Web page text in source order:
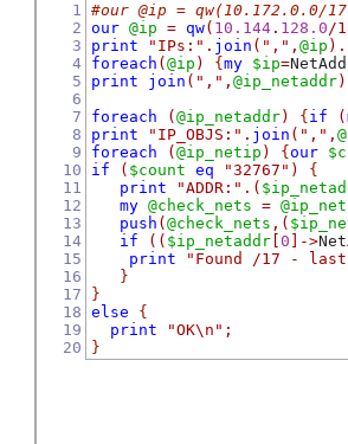
1
2
3
4
5
6
7
8
9
10
11
12
13
14
15
16
17
18
19
20
#our @ip = qw(10.172.0.0/
our @ip = qw( 10.144 . 128.0/
print
"IPs:" . join ( "," ,@ip ).
foreach (@ip ) {my $ip=
print
join ( "," ,@ip_netaddr
foreach
(@ip_netaddr) { if (
print
"IP_OBJS:" . join ( "," ,
foreach
(@ip_netip ) {our
if
( $count eq "32767" )
{
print
"ADDR:" .(
my @check_nets =
push (@check_nets ,(
if
(( $ip_netaddr [0 ]->
print
"Found /17 -
}
}
else
{
print
"OK\n" ;
}